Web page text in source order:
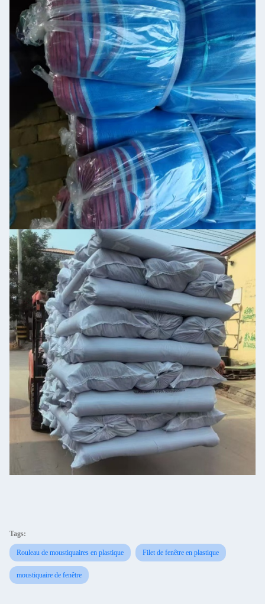
Tags:
Rouleau de moustiquaires en plastique Filet de fenêtre en plastique
moustiquaire de fenêtre